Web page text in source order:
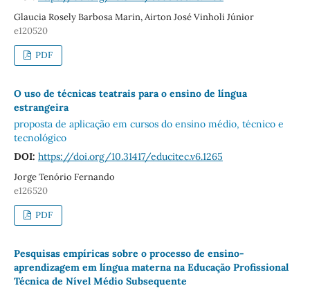
Glaucia Rosely Barbosa Marin, Airton José Vinholi Júnior
e120520
PDF
O uso de técnicas teatrais para o ensino de língua
estrangeira
proposta de aplicação em cursos do ensino médio, técnico e
tecnológico
DOI: https://doi.org/10.31417/educitec.v6.1265
Jorge Tenório Fernando
e126520
PDF
Pesquisas empíricas sobre o processo de ensino-
aprendizagem em língua materna na Educação Profissional
Técnica de Nível Médio Subsequente